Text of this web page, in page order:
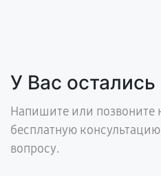
У Вас
Напишите или позвоните
бесплатную
вопросу.